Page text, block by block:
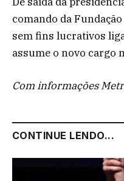
comando da
sem fins lucrativos
assume o novo cargo
Com informações
CONTINUE LENDO...